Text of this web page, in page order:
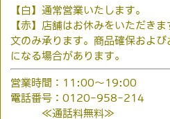
【白】通常営業いたします。
【赤】店舗はお休みをいただき
文のみ承ります。商品確保およ
になる場合があります。
営業時間：11:00～19:00
電話番号：0120-958-214
≪通話料無料≫